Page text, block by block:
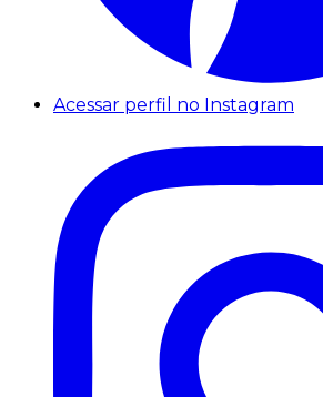
Acessar perfil no Instagram